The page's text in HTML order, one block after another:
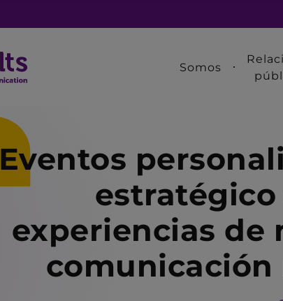
Somos
Eventos
estratégico
experiencias de
comunicación